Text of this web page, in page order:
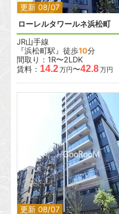
更新 08/07
ローレルタワールネ浜松町
JR山手線
『浜松町駅』徒歩10分
間取り：1R〜2LDK
賃料： 14.2万円〜42.8万円
更新 08/07
2